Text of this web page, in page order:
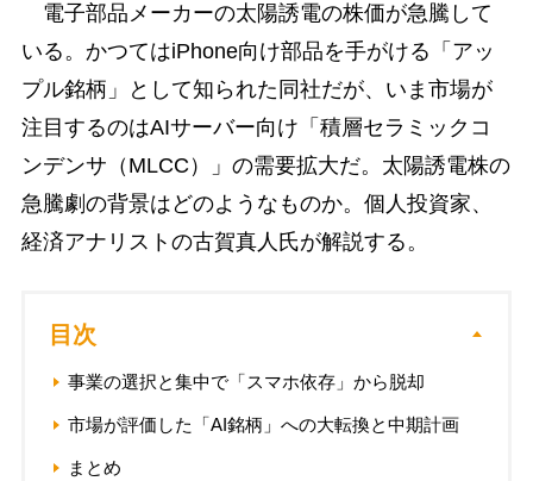
電子部品メーカーの太陽誘電の株価が急騰して
いる。かつてはiPhone向け部品を手がける「アッ
プル銘柄」として知られた同社だが、いま市場が
注目するのはAIサーバー向け「積層セラミックコ
ンデンサ（MLCC）」の需要拡大だ。太陽誘電株の
急騰劇の背景はどのようなものか。個人投資家、
経済アナリストの古賀真人氏が解説する。
目次
事業の選択と集中で「スマホ依存」から脱却
市場が評価した「AI銘柄」への大転換と中期計画
まとめ